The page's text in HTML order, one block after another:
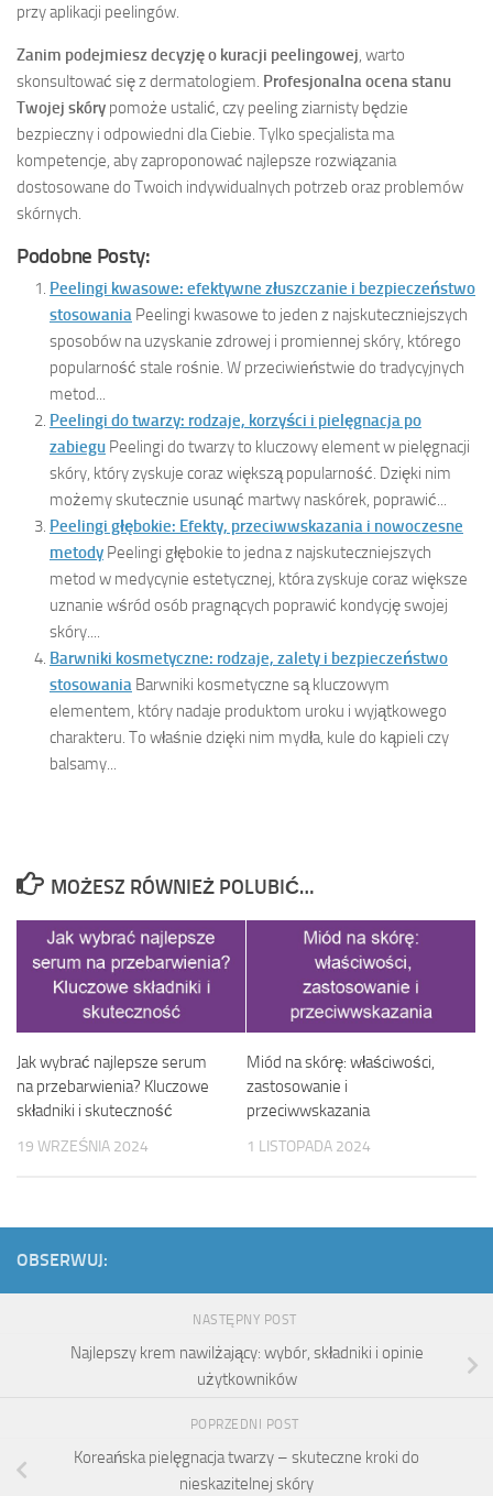
przy aplikacji peelingów.
Zanim podejmiesz decyzję o kuracji peelingowej, warto
skonsultować się z dermatologiem. Profesjonalna ocena stanu
Twojej skóry pomoże ustalić, czy peeling ziarnisty będzie
bezpieczny i odpowiedni dla Ciebie. Tylko specjalista ma
kompetencje, aby zaproponować najlepsze rozwiązania
dostosowane do Twoich indywidualnych potrzeb oraz problemów
skórnych.
Podobne Posty:
Peelingi kwasowe: efektywne złuszczanie i bezpieczeństwo
stosowania Peelingi kwasowe to jeden z najskuteczniejszych
sposobów na uzyskanie zdrowej i promiennej skóry, którego
popularność stale rośnie. W przeciwieństwie do tradycyjnych
metod...
Peelingi do twarzy: rodzaje, korzyści i pielęgnacja po
zabiegu Peelingi do twarzy to kluczowy element w pielęgnacji
skóry, który zyskuje coraz większą popularność. Dzięki nim
możemy skutecznie usunąć martwy naskórek, poprawić...
Peelingi głębokie: Efekty, przeciwwskazania i nowoczesne
metody Peelingi głębokie to jedna z najskuteczniejszych
metod w medycynie estetycznej, która zyskuje coraz większe
uznanie wśród osób pragnących poprawić kondycję swojej
skóry....
Barwniki kosmetyczne: rodzaje, zalety i bezpieczeństwo
stosowania Barwniki kosmetyczne są kluczowym
elementem, który nadaje produktom uroku i wyjątkowego
charakteru. To właśnie dzięki nim mydła, kule do kąpieli czy
balsamy...
MOŻESZ RÓWNIEŻ POLUBIĆ…
Jak wybrać najlepsze serum
na przebarwienia? Kluczowe
składniki i skuteczność
19 WRZEŚNIA 2024
Miód na skórę: właściwości,
zastosowanie i
przeciwwskazania
1 LISTOPADA 2024
OBSERWUJ:
NASTĘPNY POST
Najlepszy krem nawilżający: wybór, składniki i opinie
użytkowników
POPRZEDNI POST
Koreańska pielęgnacja twarzy – skuteczne kroki do
nieskazitelnej skóry